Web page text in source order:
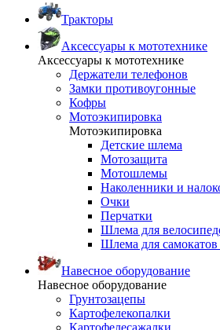
Тракторы
Аксессуары к мототехнике
Аксессуары к мототехнике
Держатели телефонов
Замки противоугонные
Кофры
Мотоэкипировка
Мотоэкипировка
Детские шлема
Мотозащита
Мотошлемы
Наколенники и
Очки
Перчатки
Шлема для
Шлема для самокатов
Навесное оборудование
Навесное оборудование
Грунтозацепы
Картофелекопалки
Картофелесажалки